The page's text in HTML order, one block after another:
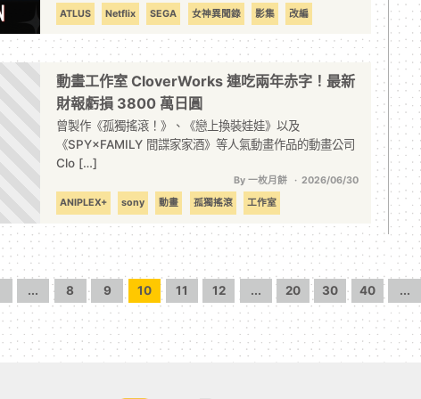
ATLUS Netflix SEGA 女神異聞錄 影集 改編
真人版
動畫工作室 CloverWorks 連吃兩年赤字！最新
財報虧損 3800 萬日圓
曾製作《孤獨搖滾！》、《戀上換裝娃娃》以及
《SPY×FAMILY 間諜家家酒》等人氣動畫作品的動畫公司
Clo […]
By 一枚月餅
2026/06/30
ANIPLEX+
sony 動畫 孤獨搖滾 工作室
戀上換裝娃娃 日本 間諜家家酒
... 8 9 10 11 12 ... 20 30 40 ...